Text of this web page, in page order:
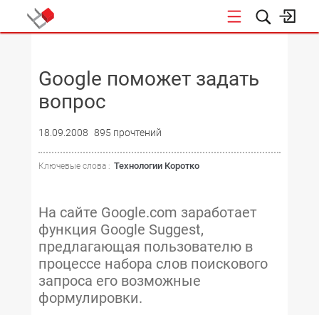
Google поможет задать
вопрос
18.09.2008 895 прочтений
Ключевые слова : Технологии Коротко
На сайте Google.com заработает
функция Google Suggest,
предлагающая пользователю в
процессе набора слов поискового
запроса его возможные
формулировки.